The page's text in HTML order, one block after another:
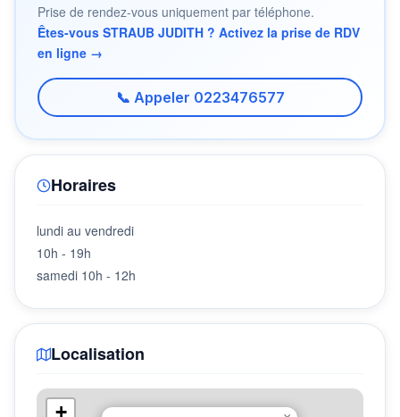
Prise de rendez-vous uniquement par téléphone.
Êtes-vous STRAUB JUDITH ? Activez la prise de RDV
en ligne →
📞 Appeler 0223476577
Horaires
lundi au vendredi
10h - 19h
samedi 10h - 12h
Localisation
+